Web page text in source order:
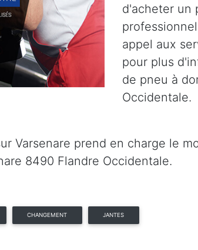
d'acheter un
appel aux
pour plus
de pneu à
Occidentale.
Varsenare prend en charge le
8490 Flandre Occidentale.
CHANGEMENT JANTES